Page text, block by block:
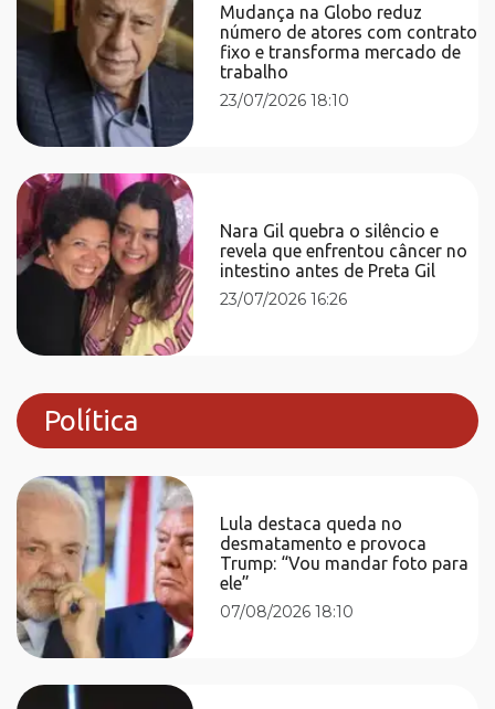
Mudança na Globo reduz
número de atores com contrato
fixo e transforma mercado de
trabalho
23/07/2026 18:10
Nara Gil quebra o silêncio e
revela que enfrentou câncer no
intestino antes de Preta Gil
23/07/2026 16:26
Política
Lula destaca queda no
desmatamento e provoca
Trump: “Vou mandar foto para
ele”
07/08/2026 18:10